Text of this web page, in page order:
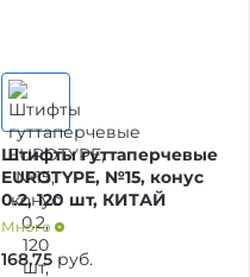
Штифты гуттаперчевые
EUROTYPE, №15, конус
0.2, 120 шт, КИТАЙ
Много
168,75 руб.